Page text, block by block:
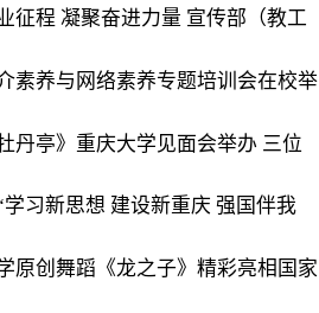
征程 凝聚奋进力量 宣传部（教工
素养与网络素养专题培训会在校举
丹亭》重庆大学见面会举办 三位
学习新思想 建设新重庆 强国伴我
原创舞蹈《龙之子》精彩亮相国家